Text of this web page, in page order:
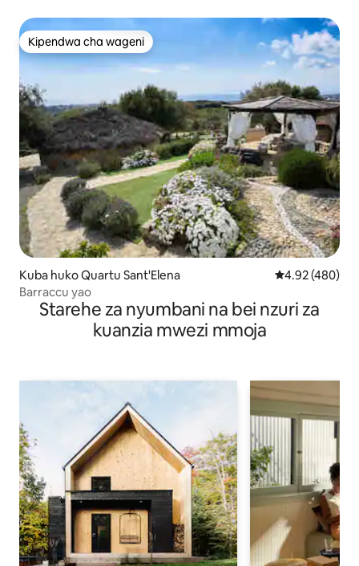
Kipendwa cha wageni
Kipendwa cha wageni
Kuba huko Quartu Sant'Elena Ukadiriaji wa
4.92 (480)
Barraccu yao
Starehe za nyumbani na bei nzuri za
kuanzia mwezi mmoja